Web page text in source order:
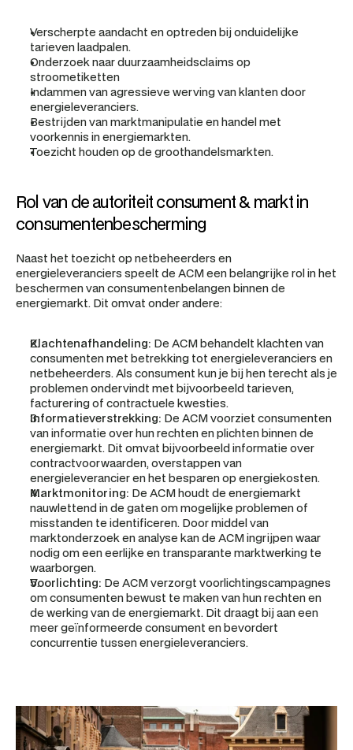
Verscherpte aandacht en optreden bij onduidelijke
tarieven laadpalen.
Onderzoek naar duurzaamheidsclaims op
stroometiketten
Indammen van agressieve werving van klanten door
energieleveranciers.
Bestrijden van marktmanipulatie en handel met
voorkennis in energiemarkten.
Toezicht houden op de groothandelsmarkten.
Rol van de autoriteit consument & markt in
consumentenbescherming
Naast het toezicht op netbeheerders en
energieleveranciers speelt de ACM een belangrijke rol in het
beschermen van consumentenbelangen binnen de
energiemarkt. Dit omvat onder andere:
Klachtenafhandeling: De ACM behandelt klachten van
consumenten met betrekking tot energieleveranciers en
netbeheerders. Als consument kun je bij hen terecht als je
problemen ondervindt met bijvoorbeeld tarieven,
facturering of contractuele kwesties.
Informatieverstrekking: De ACM voorziet consumenten
van informatie over hun rechten en plichten binnen de
energiemarkt. Dit omvat bijvoorbeeld informatie over
contractvoorwaarden, overstappen van
energieleverancier en het besparen op energiekosten.
Marktmonitoring: De ACM houdt de energiemarkt
nauwlettend in de gaten om mogelijke problemen of
misstanden te identificeren. Door middel van
marktonderzoek en analyse kan de ACM ingrijpen waar
nodig om een eerlijke en transparante marktwerking te
waarborgen.
Voorlichting: De ACM verzorgt voorlichtingscampagnes
om consumenten bewust te maken van hun rechten en
de werking van de energiemarkt. Dit draagt bij aan een
meer geïnformeerde consument en bevordert
concurrentie tussen energieleveranciers.